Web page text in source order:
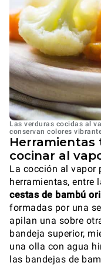
Las verduras cocidas al
conservan colores
Herramientas
cocinar al
La cocción al vapor
herramientas, entre
cestas de bambú
formadas por una
apilan una sobre
bandeja superior,
una olla con agua
las bandejas de